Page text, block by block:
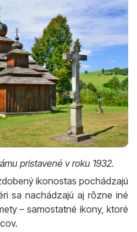
pristavené v roku 1932.
ikonostas pochádzajú
sa nachádzajú aj rôzne iné
– samostatné ikony, ktoré